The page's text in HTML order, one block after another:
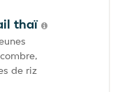
thaï
de riz